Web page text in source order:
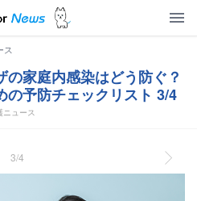
ス
の家庭内感染はどう防ぐ？
の予防チェックリスト 3/4
ニュース
3/4